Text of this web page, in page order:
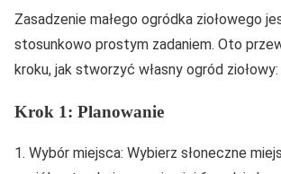
Zasadzenie małego ogródka ziołowego
stosunkowo prostym zadaniem. Oto
kroku, jak stworzyć własny ogród ziołowy:
Krok 1: Planowanie
Wybór miejsca: Wybierz słoneczne